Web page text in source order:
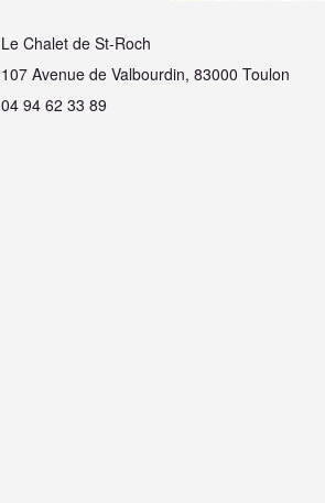
Le Chalet de St-Roch
107 Avenue de Valbourdin, 83000 Toulon
04 94 62 33 89